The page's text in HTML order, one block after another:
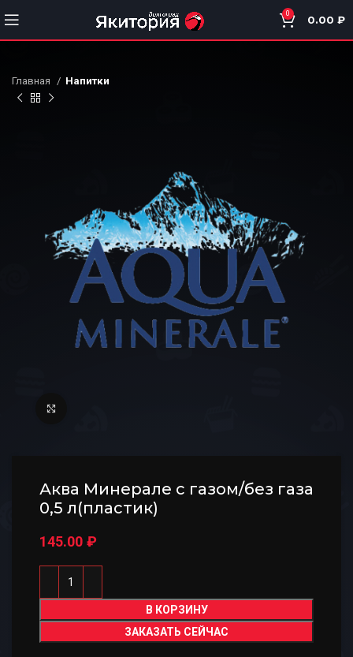
0 0.00 ₽
Главная Напитки
Аква Минерале с газом/без газа
0,5 л(пластик)
145.00 ₽
В КОРЗИНУ
ЗАКАЗАТЬ СЕЙЧАС